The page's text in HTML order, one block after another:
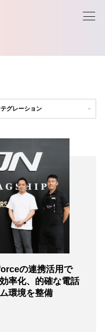
グレーション
の連携活用で
率化、的確な電話
環境を整備